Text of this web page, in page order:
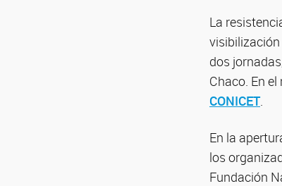
La
dos
Chaco. En
CONICET.
En la
los
Fundación